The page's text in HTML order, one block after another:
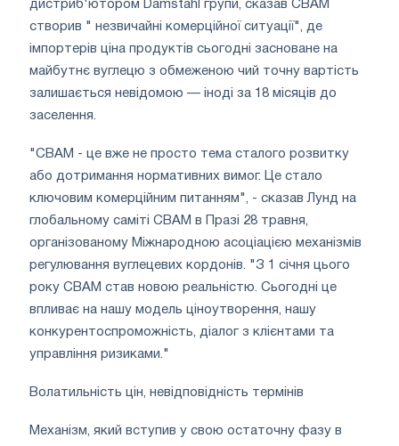
дистриб'ютором Damstahl групи, сказав CBAM
створив " незвичайні комерційної ситуації", де
імпортерів ціна продуктів сьогодні засноване на
майбутнє вуглецю з обмеженою чий точну вартість
залишається невідомою — іноді за 18 місяців до
заселення.
"CBAM - це вже не просто тема сталого розвитку
або дотримання нормативних вимог. Це стало
ключовим комерційним питанням", - сказав Лунд на
глобальному саміті CBAM в Празі 28 травня,
організованому Міжнародною асоціацією механізмів
регулювання вуглецевих кордонів. "З 1 січня цього
року CBAM став новою реальністю. Сьогодні це
впливає на нашу модель ціноутворення, нашу
конкурентоспроможність, діалог з клієнтами та
управління ризиками."
Волатильність цін, невідповідність термінів
Механізм, який вступив у свою остаточну фазу в